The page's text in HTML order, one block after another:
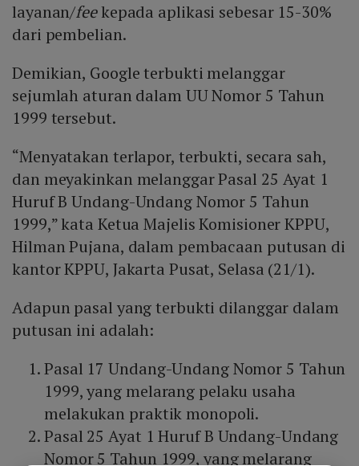
layanan/feekepada aplikasi sebesar 15-30%
dari pembelian.
Demikian, Google terbukti melanggar
sejumlah aturan dalam UU Nomor 5 Tahun
1999 tersebut.
“Menyatakan terlapor, terbukti, secara sah,
dan meyakinkan melanggar Pasal 25 Ayat 1
Huruf B Undang-Undang Nomor 5 Tahun
1999,” kata Ketua Majelis Komisioner KPPU,
Hilman Pujana, dalam pembacaan putusan di
kantor KPPU, Jakarta Pusat, Selasa (21/1).
Adapun pasal yang terbukti dilanggar dalam
putusan ini adalah:
Pasal 17 Undang-Undang Nomor 5 Tahun
1999, yang melarang pelaku usaha
melakukan praktik monopoli.
Pasal 25 Ayat 1 Huruf B Undang-Undang
Nomor 5 Tahun 1999, yang melarang